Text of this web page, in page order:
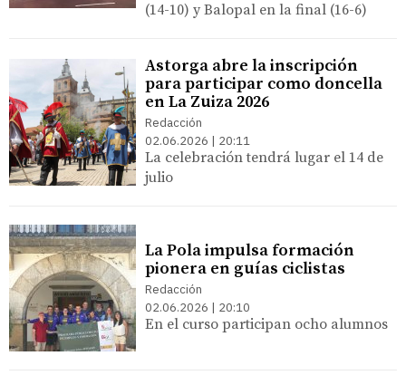
(14-10) y Balopal en la final (16-6)
Astorga abre la inscripción
para participar como doncella
en La Zuiza 2026
Redacción
02.06.2026 | 20:11
La celebración tendrá lugar el 14 de
julio
La Pola impulsa formación
pionera en guías ciclistas
Redacción
02.06.2026 | 20:10
En el curso participan ocho alumnos